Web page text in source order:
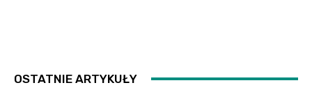
OSTATNIE ARTYKUŁY